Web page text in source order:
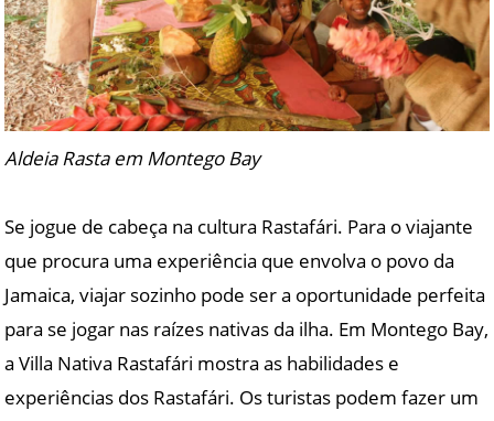
Aldeia Rasta em Montego Bay
Se jogue de cabeça na cultura Rastafári. Para o viajante
que procura uma experiência que envolva o povo da
Jamaica, viajar sozinho pode ser a oportunidade perfeita
para se jogar nas raízes nativas da ilha. Em Montego Bay,
a Villa Nativa Rastafári mostra as habilidades e
experiências dos Rastafári. Os turistas podem fazer um